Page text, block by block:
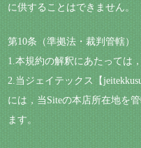
に供することはできません。
第10条（準拠法・裁判管轄）
1.本規約の解釈にあたっては
2.当ジェイテックス【
には，当Siteの本店所在地を
ます。